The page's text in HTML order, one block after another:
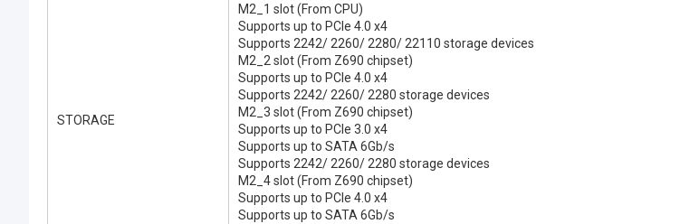
STORAGE
M2_1 slot (From CPU)
Supports up to PCIe 4.0 x4
Supports 2242/ 2260/ 2280/ 22110 storage devices
M2_2 slot (From Z690 chipset)
Supports up to PCIe 4.0 x4
Supports 2242/ 2260/ 2280 storage devices
M2_3 slot (From Z690 chipset)
Supports up to PCIe 3.0 x4
Supports up to SATA 6Gb/s
Supports 2242/ 2260/ 2280 storage devices
M2_4 slot (From Z690 chipset)
Supports up to PCIe 4.0 x4
Supports up to SATA 6Gb/s